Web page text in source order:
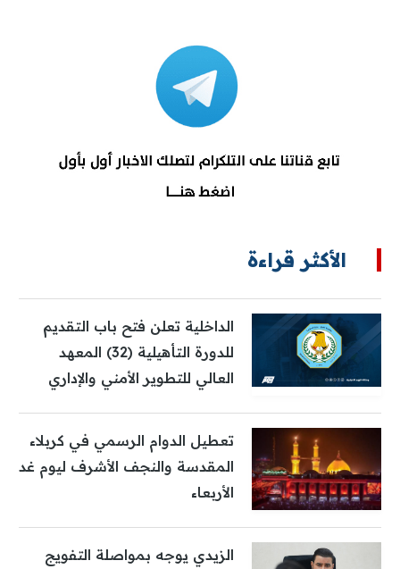
الأكثر قراءة
الداخلية تعلن فتح باب التقديم
للدورة التأهيلية (32) المعهد
العالي للتطوير الأمني والإداري
تعطيل الدوام الرسمي في كربلاء
المقدسة والنجف الأشرف ليوم غد
الأربعاء
الزيدي يوجه بمواصلة التفويج